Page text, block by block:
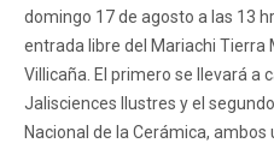
domingo 17 de agosto a las 13
entrada libre del Mariachi Tierra
Villicaña. El primero se llevará a
Jalisciences Ilustres y el
Nacional de la Cerámica,